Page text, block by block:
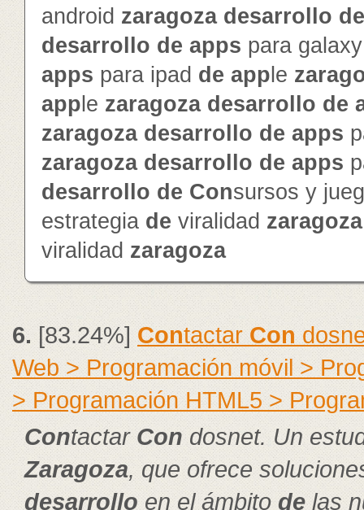
android zaragoza desarrollo de
desarrollo de apps para
apps para ipad de app le
app le zaragoza desarrollo de
zaragoza desarrollo de apps
zaragoza desarrollo de apps
desarrollo de Consursos y
estrategia de viralidad zaragoza
viralidad zaragoza
6.[83.24%] ContactarCon
Web > Programación móvil >
> Programación HTML5 >
ContactarCondosnet. Un
Zaragoza, que ofrece
desarrolloen el ámbito delas